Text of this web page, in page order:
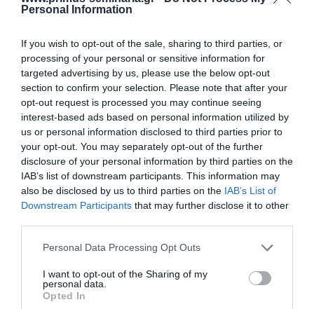
Personal Information
If you wish to opt-out of the sale, sharing to third parties, or
processing of your personal or sensitive information for
targeted advertising by us, please use the below opt-out
section to confirm your selection. Please note that after your
opt-out request is processed you may continue seeing
interest-based ads based on personal information utilized by
us or personal information disclosed to third parties prior to
your opt-out. You may separately opt-out of the further
disclosure of your personal information by third parties on the
IAB’s list of downstream participants. This information may
also be disclosed by us to third parties on the IAB’s List of
Downstream Participants that may further disclose it to other
Please note that this website/app uses one or more Google
not limited to your visit or usage behaviour. You may click to
grant or deny consent to Google and its third-party tags to
use your data for below specified purposes in below Google
Personal Data Processing Opt Outs
I want to opt-out of the Sharing of my
personal data.
Opted In
πελάτες όπως Ciba-Ceigy, Motorola,
Μηχανική, Αθηναϊκή Ζυθοποιία, Ευρωπαϊκή
Επιτροπή (DGX, DGXV)-Ευρωπαϊκό
Κοινοβούλιο κ.α.. Για την περίοδο 1999-2001
εξελέγη εθνική συντονίστρια της IPRA.
Είναι ιδρυτικό μέλος και γενική
γραμματέας του Δ.Σ. της Ένωσης Εταιριών
Δημοσίων Σχέσεων Ελλάδος.